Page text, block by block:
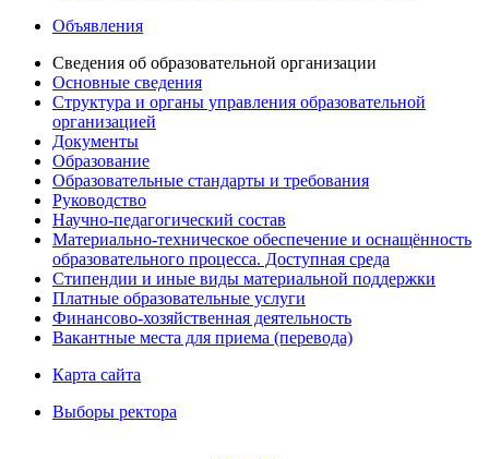
Объявления
Сведения об образовательной организации
Основные сведения
Структура и органы управления образовательной
организацией
Документы
Образование
Образовательные стандарты и требования
Руководство
Научно-педагогический состав
Материально-техническое обеспечение и оснащённость
образовательного процесса. Доступная среда
Стипендии и иные виды материальной поддержки
Платные образовательные услуги
Финансово-хозяйственная деятельность
Вакантные места для приема (перевода)
Карта сайта
Выборы ректора